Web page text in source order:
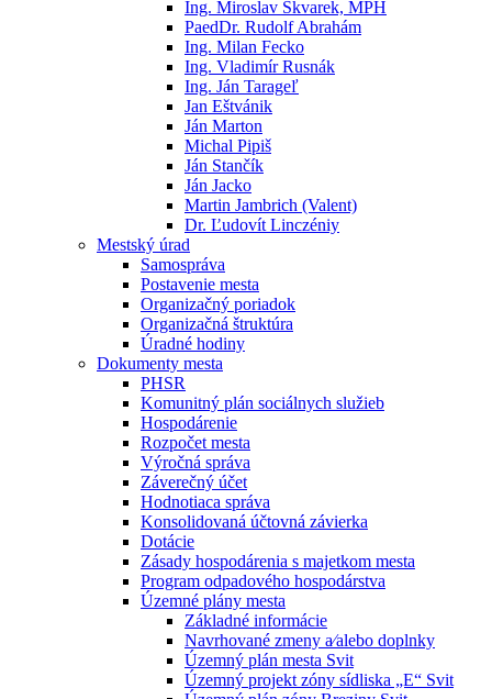
Ing. Miroslav Škvarek, MPH
PaedDr. Rudolf Abrahám
Ing. Milan Fecko
Ing. Vladimír Rusnák
Ing. Ján Tarageľ
Jan Eštvánik
Ján Marton
Michal Pipiš
Ján Stančík
Ján Jacko
Martin Jambrich (Valent)
Dr. Ľudovít Linczéniy
Mestský úrad
Samospráva
Postavenie mesta
Organizačný poriadok
Organizačná štruktúra
Úradné hodiny
Dokumenty mesta
PHSR
Komunitný plán sociálnych služieb
Hospodárenie
Rozpočet mesta
Výročná správa
Záverečný účet
Hodnotiaca správa
Konsolidovaná účtovná závierka
Dotácie
Zásady hospodárenia s majetkom mesta
Program odpadového hospodárstva
Územné plány mesta
Základné informácie
Navrhované zmeny a⁄alebo doplnky
Územný plán mesta Svit
Územný projekt zóny sídliska „E“ Svit